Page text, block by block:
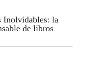
Inolvidables: la
de libros